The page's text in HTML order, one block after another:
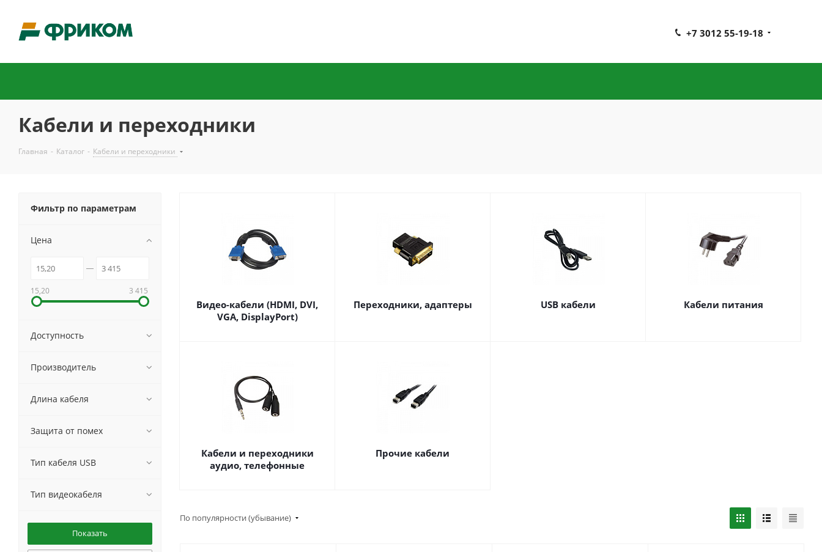
+7 3012 55-19-18
Кабели и переходники
Главная - Каталог - Кабели и переходники
Видео-кабели (HDMI, DVI,
VGA, DisplayPort)
Переходники, адаптеры USB кабели Кабели питания
Кабели и переходники
аудио, телефонные
Прочие кабели
По популярности (убывание)
Фильтр по параметрам
Цена
15,20 3 415
Доступность
Производитель
Длина кабеля
Защита от помех
Тип кабеля USB
Тип видеокабеля